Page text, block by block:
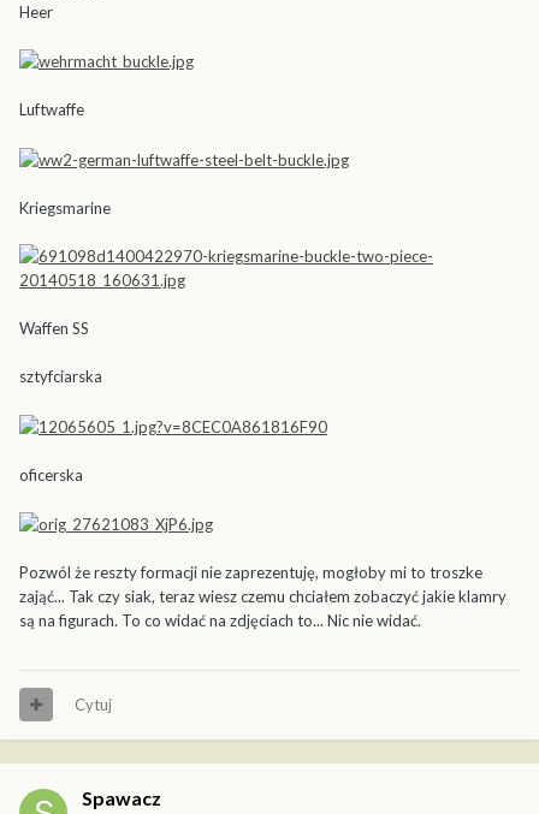
Heer
Luftwaffe
Kriegsmarine
Waffen SS
sztyfciarska
oficerska
Pozwól że reszty formacji nie zaprezentuję, mogłoby mi to troszke
zająć... Tak czy siak, teraz wiesz czemu chciałem zobaczyć jakie klamry
są na figurach. To co widać na zdjęciach to... Nic nie widać.
Cytuj
Spawacz